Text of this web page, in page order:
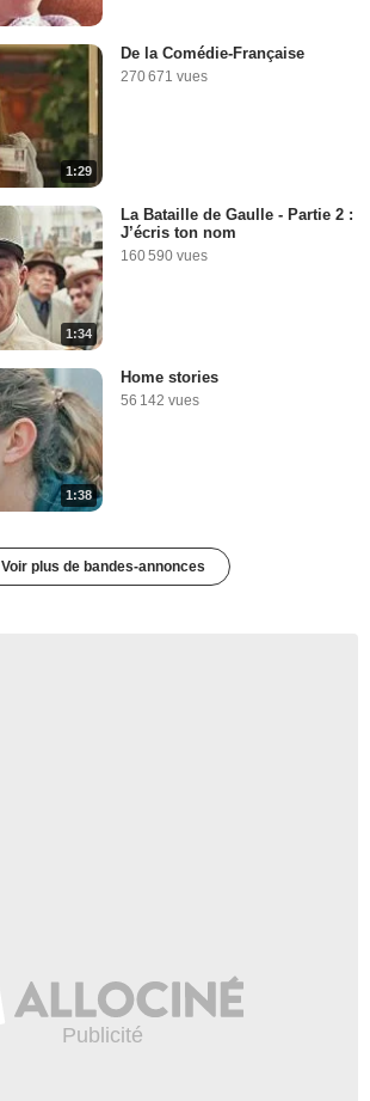
1:29
De la Comédie-Française
270 671 vues
1:34
La Bataille de Gaulle - Partie 2 :
J’écris ton nom
160 590 vues
1:38
Home stories
56 142 vues
Voir plus de bandes-annonces